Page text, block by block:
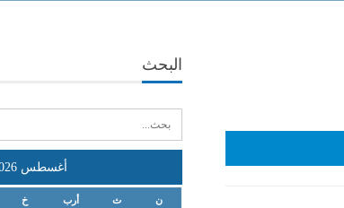
البحث
أغسطس 2026
ن ث أرب خ